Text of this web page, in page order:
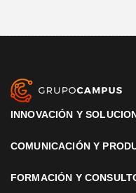
INNOVACIÓN Y
COMUNICACIÓN Y
FORMACIÓN Y